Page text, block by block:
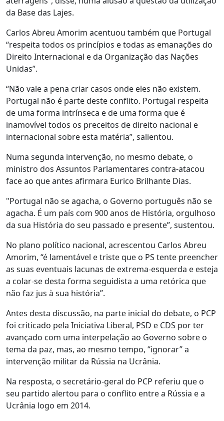
da Base das Lajes.
Carlos Abreu Amorim acentuou também que Portugal
“respeita todos os princípios e todas as emanações do
Direito Internacional e da Organização das Nações
Unidas”.
“Não vale a pena criar casos onde eles não existem.
Portugal não é parte deste conflito. Portugal respeita
de uma forma intrínseca e de uma forma que é
inamovível todos os preceitos de direito nacional e
internacional sobre esta matéria”, salientou.
Numa segunda intervenção, no mesmo debate, o
ministro dos Assuntos Parlamentares contra-atacou
face ao que antes afirmara Eurico Brilhante Dias.
"Portugal não se agacha, o Governo português não se
agacha. É um país com 900 anos de História, orgulhoso
da sua História do seu passado e presente”, sustentou.
No plano político nacional, acrescentou Carlos Abreu
Amorim, “é lamentável e triste que o PS tente preencher
as suas eventuais lacunas de extrema-esquerda e esteja
a colar-se desta forma seguidista a uma retórica que
não faz jus à sua história”.
Antes desta discussão, na parte inicial do debate, o PCP
foi criticado pela Iniciativa Liberal, PSD e CDS por ter
avançado com uma interpelação ao Governo sobre o
tema da paz, mas, ao mesmo tempo, “ignorar” a
intervenção militar da Rússia na Ucrânia.
Na resposta, o secretário-geral do PCP referiu que o
seu partido alertou para o conflito entre a Rússia e a
Ucrânia logo em 2014.